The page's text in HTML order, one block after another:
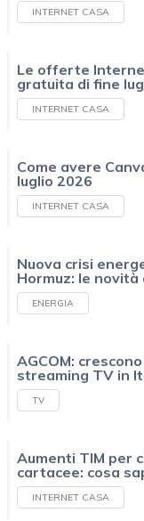
INTERNET CASA
Le offerte
gratuita di fine
INTERNET CASA
Come avere
luglio 2026
INTERNET CASA
Nuova crisi
Hormuz: le novità
ENERGIA
AGCOM:
streaming TV in
TV
Aumenti TIM per
cartacee: cosa
INTERNET CASA